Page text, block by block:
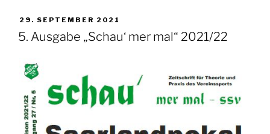
VERÖFFENTLICHT
AM
29. SEPTEMBER 2021
5. Ausgabe „Schau‘ mer mal“ 2021/22